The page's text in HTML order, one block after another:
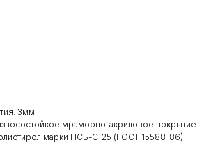
3мм
мраморно-акриловое покрытие
марки ПСБ-С-25 (ГОСТ 15588-86)